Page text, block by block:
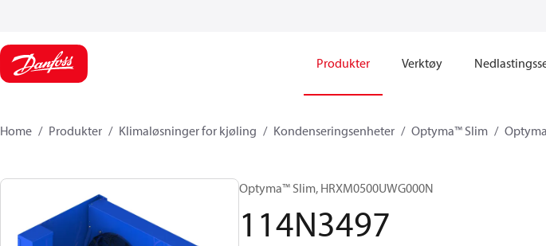
Produkter Verktøy
Home Produkter Klimaløsninger for kjøling Kondenseringsenheter Optyma™ Slim
Optyma™ Slim, HRXM0500UWG000N
114N3497